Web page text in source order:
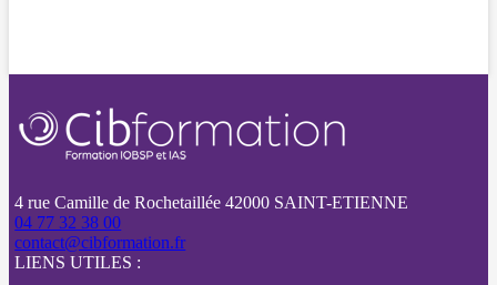
4 rue Camille de Rochetaillée 42000 SAINT-ETIENNE
04 77 32 38 00
contact@cibformation.fr
LIENS UTILES :